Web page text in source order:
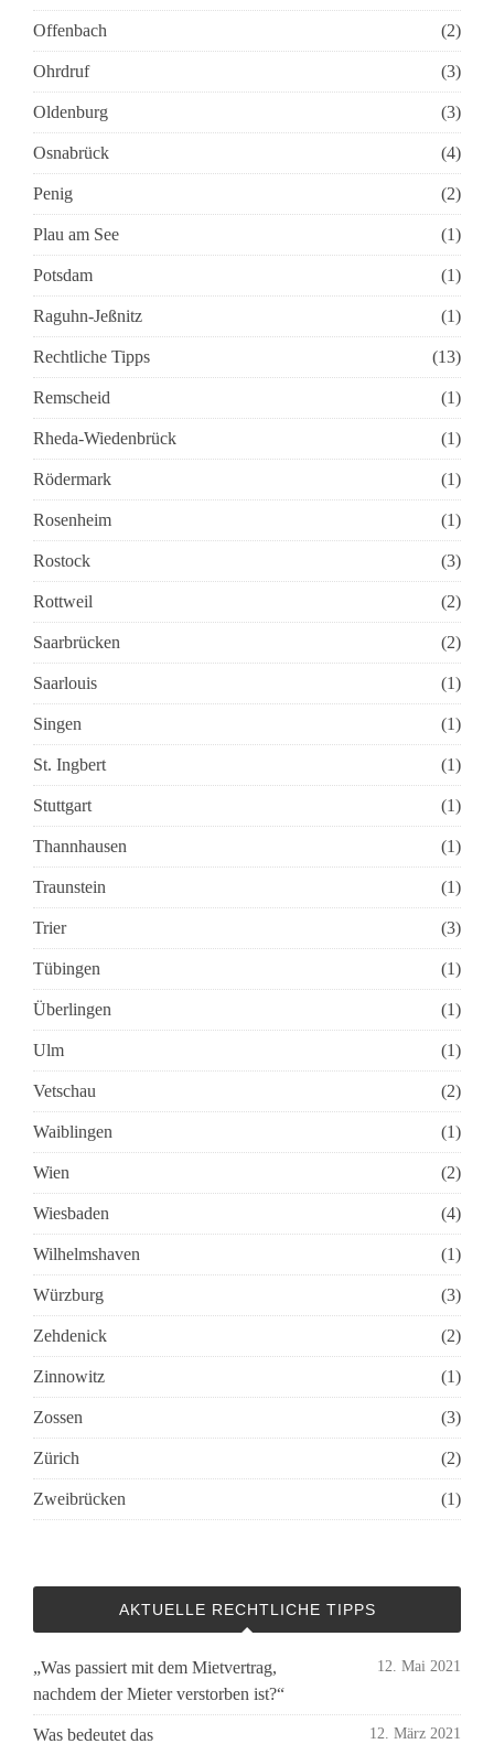
Offenbach (2)
Ohrdruf (3)
Oldenburg (3)
Osnabrück (4)
Penig (2)
Plau am See (1)
Potsdam (1)
Raguhn-Jeßnitz (1)
Rechtliche Tipps (13)
Remscheid (1)
Rheda-Wiedenbrück (1)
Rödermark (1)
Rosenheim (1)
Rostock (3)
Rottweil (2)
Saarbrücken (2)
Saarlouis (1)
Singen (1)
St. Ingbert (1)
Stuttgart (1)
Thannhausen (1)
Traunstein (1)
Trier (3)
Tübingen (1)
Überlingen (1)
Ulm (1)
Vetschau (2)
Waiblingen (1)
Wien (2)
Wiesbaden (4)
Wilhelmshaven (1)
Würzburg (3)
Zehdenick (2)
Zinnowitz (1)
Zossen (3)
Zürich (2)
Zweibrücken (1)
AKTUELLE RECHTLICHE TIPPS
„Was passiert mit dem Mietvertrag,
nachdem der Mieter verstorben ist?“
12. Mai 2021
Was bedeutet das 12. März 2021